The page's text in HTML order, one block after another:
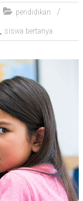
pendidikan
, siswa bertanya